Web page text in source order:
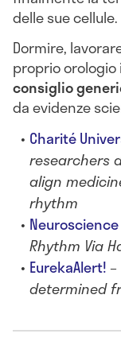
delle sue cellule.
Dormire,
proprio
consiglio
da evidenze
Charité
researchers
align
rhythm
Rhythm Via
EurekaAlert! –
determined